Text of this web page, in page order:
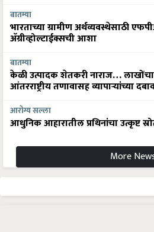
बातम्या
भारताच्या ग्रामीण अर्थव्यवस्थेसाठी
अ‍ॅग्रीव्होल्टाईक्सची आशा
बातम्या
केळी उत्पादक शेतकरी नाराज… लाखोंचा
आंतरराष्ट्रीय तणावासह व्यापाऱ्यांच्या
आरोग्य सल्ला
आधुनिक आहारातील प्रथिनांचा उत्कृष्ट
More